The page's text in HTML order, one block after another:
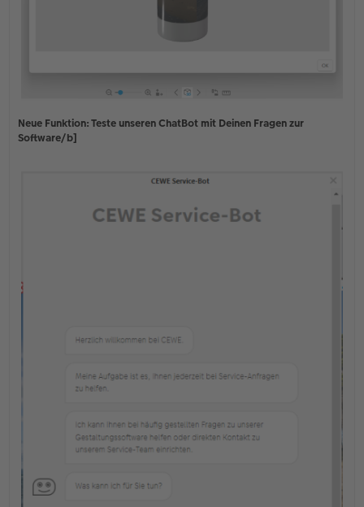
Neue Funktion: Teste unseren ChatBot mit Deinen Fragen zur
Software/b]